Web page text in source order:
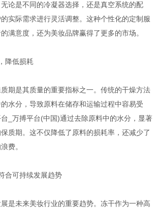
论是不同的冷凝器选择，还是真空系统的配
实际需求进行灵活调整。这种个性化的定制服
满意度，还为美妆品牌赢得了更多的市场。
低损耗
是其质量的重要指标之一。传统的干燥方法
水分，导致原料在储存和运输过程中容易受
_万搏平台(中国)通过去除原料中的水分，显著
质期。这不仅降低了原料的损耗率，还减少了
费。
可持续发展趋势
未来美妆行业的重要趋势。冻干作为一种高